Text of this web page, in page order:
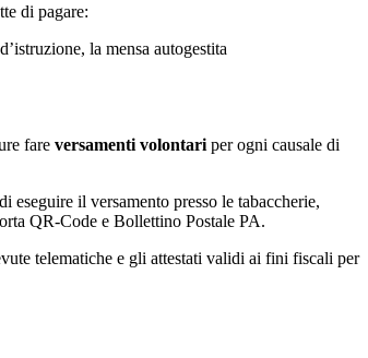
di pagare:
la mensa autogestita
fare versamenti volontari per ogni causale di
il versamento presso le tabaccherie,
QR-Code e Bollettino Postale PA.
telematiche e gli attestati validi ai fini fiscali per